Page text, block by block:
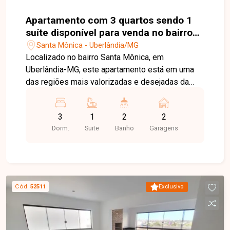
todos os detalhes deste incrível apartamento no
bairro Santa Mônica.
Apartamento com 3 quartos sendo 1
suíte disponível para venda no bairro
Santa Mônica em Uberlândia-MG
Santa Mônica - Uberlândia/MG
Localizado no bairro Santa Mônica, em
Uberlândia-MG, este apartamento está em uma
das regiões mais valorizadas e desejadas da
acesso às principais avenidas e proximidade
com supermercados, escolas, farmácias,
restaurantes e à Universidade Federal de
ambientes, 03 quartos, sendo 01 suíte, banheiro
social, cozinha funcional e área de serviço. Como
diferencial, conta com uma agradável sacada
gourmet integrada com churrasqueira, ideal para
3
Dorm.
1
Suite
2
Banho
2
Garagens
Exclusivo
Cód. 52511